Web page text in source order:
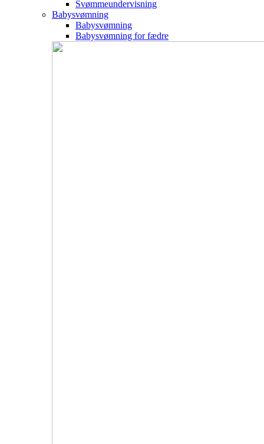
Svømmeundervisning
Babysvømning
Babysvømning
Babysvømning for fædre